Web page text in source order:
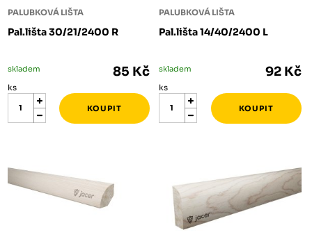
PALUBKOVÁ LIŠTA
Pal.lišta 30/21/2400 R
skladem 85 Kč
ks
PALUBKOVÁ LIŠTA
Pal.lišta 14/40/2400 L
skladem 92 Kč
ks